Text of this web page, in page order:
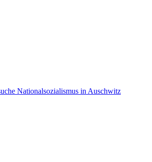
Nationalsozialismus in Auschwitz